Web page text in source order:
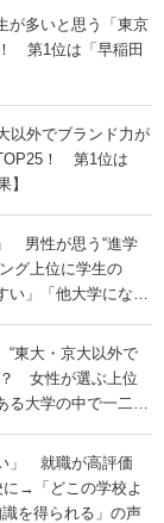
が多いと思う「東京
第1位は「早稲田
以外でブランド力が
！ 第1位は
】
男性が思う“進学
グ上位に学生の
」「他大学にない
“東大・京大以外で
？ 女性が選ぶ上位
大学の中で一二を
」 就職が高評価
に→「どこの学校よ
を得られる」の声